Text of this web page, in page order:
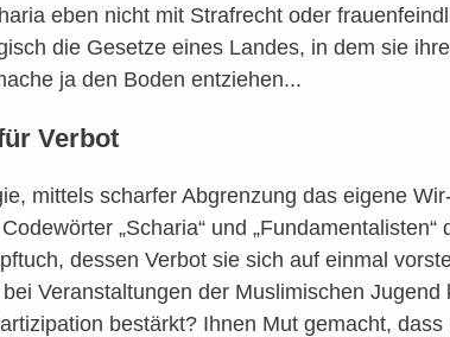
eben nicht mit Strafrecht oder
die Gesetze eines Landes, in dem sie
ja den Boden entziehen...
Verbot
mittels scharfer Abgrenzung das eigene
„Scharia“ und
dessen Verbot sie sich auf einmal
Veranstaltungen der Muslimischen
bestärkt? Ihnen Mut gemacht,